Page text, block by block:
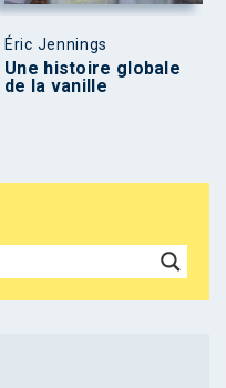
Éric Jennings
Une histoire globale
de la vanille